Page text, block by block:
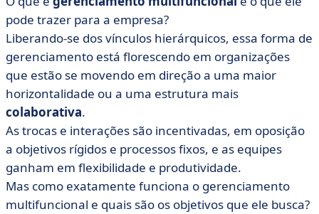
• Definição de gerenciamento multifuncional
• Como você pode implementar a gestão
multifuncional em sua empresa?
• A evolução da gestão multifuncional na era do
teletrabalho
pode trazer para a empresa?
Liberando-se dos vínculos hierárquicos, essa forma de
gerenciamento está florescendo em organizações
que estão se movendo em direção a uma maior
horizontalidade ou a uma estrutura mais
colaborativa.
As trocas e interações são incentivadas, em oposição
a objetivos rígidos e processos fixos, e as equipes
ganham em flexibilidade e produtividade.
Mas como exatamente funciona o gerenciamento
multifuncional e quais são os objetivos que ele busca?